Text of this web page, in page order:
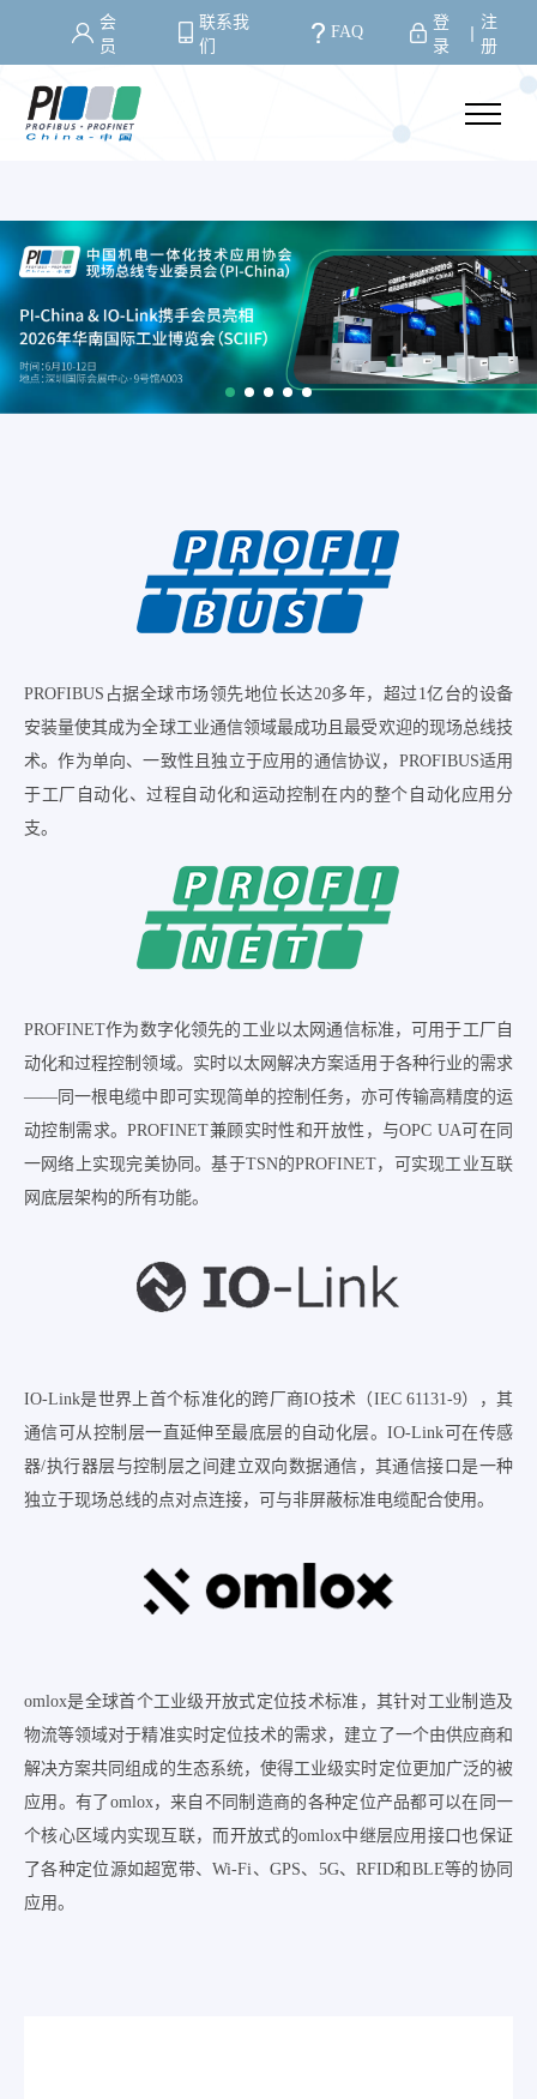
会
员
联系我
们
FAQ
登
录
注
册
PROFIBUS占据全球市场领先地位长达20多年，超过1亿台的设备
安装量使其成为全球工业通信领域最成功且最受欢迎的现场总线技
术。作为单向、一致性且独立于应用的通信协议，PROFIBUS适用
于工厂自动化、过程自动化和运动控制在内的整个自动化应用分
支。
PROFINET作为数字化领先的工业以太网通信标准，可用于工厂自
动化和过程控制领域。实时以太网解决方案适用于各种行业的需求
——同一根电缆中即可实现简单的控制任务，亦可传输高精度的运
动控制需求。PROFINET兼顾实时性和开放性，与OPC UA可在同
一网络上实现完美协同。基于TSN的PROFINET，可实现工业互联
网底层架构的所有功能。
IO-Link是世界上首个标准化的跨厂商IO技术（IEC 61131-9），其
通信可从控制层一直延伸至最底层的自动化层。IO-Link可在传感
器/执行器层与控制层之间建立双向数据通信，其通信接口是一种
独立于现场总线的点对点连接，可与非屏蔽标准电缆配合使用。
omlox是全球首个工业级开放式定位技术标准，其针对工业制造及
物流等领域对于精准实时定位技术的需求，建立了一个由供应商和
解决方案共同组成的生态系统，使得工业级实时定位更加广泛的被
应用。有了omlox，来自不同制造商的各种定位产品都可以在同一
个核心区域内实现互联，而开放式的omlox中继层应用接口也保证
了各种定位源如超宽带、Wi-Fi、GPS、5G、RFID和BLE等的协同
应用。